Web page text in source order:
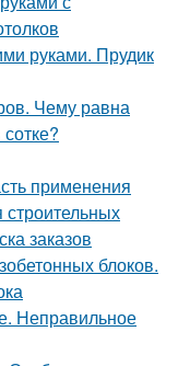
руками. Прудик
Чему равна
применения
заказов
блоков.
Неправильное